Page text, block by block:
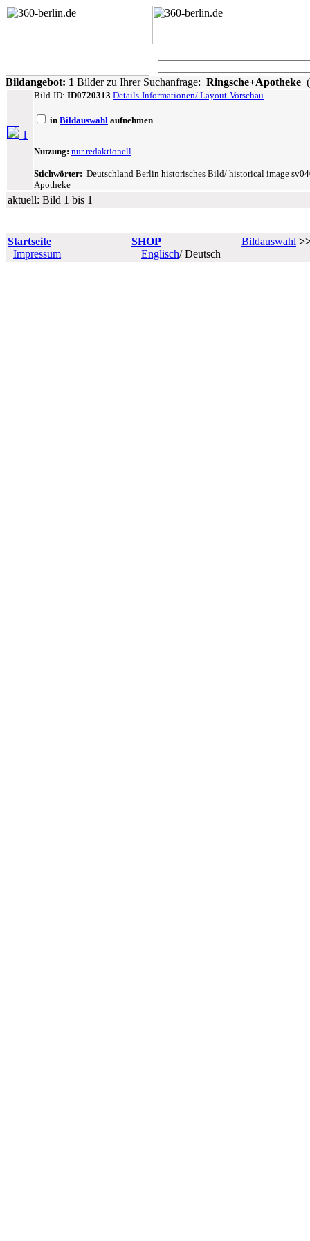
Bildangebot: 1 Bilder zu Ihrer Suchanfrage: Ringsche+Apotheke
1
Bild-ID: ID0720313 Details-Informationen/ Layout-Vorschau
in Bildauswahl aufnehmen
Nutzung: nur redaktionell
Stichwörter: Deutschland Berlin historisches Bild/ historical image
Apotheke
aktuell: Bild 1 bis 1
Startseite SHOP Bildauswahl
Impressum
Englisch/ Deutsch